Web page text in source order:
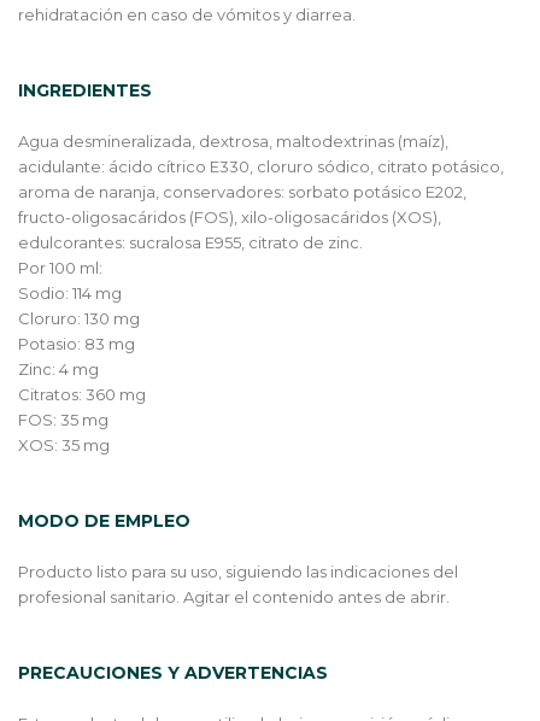
rehidratación en caso de vómitos y diarrea.
INGREDIENTES
Agua desmineralizada, dextrosa, maltodextrinas (maíz),
acidulante: ácido cítrico E330, cloruro sódico, citrato potásico,
aroma de naranja, conservadores: sorbato potásico E202,
fructo-oligosacáridos (FOS), xilo-oligosacáridos (XOS),
edulcorantes: sucralosa E955, citrato de zinc.
Por 100 ml:
Sodio: 114 mg
Cloruro: 130 mg
Potasio: 83 mg
Zinc: 4 mg
Citratos: 360 mg
FOS: 35 mg
XOS: 35 mg
MODO DE EMPLEO
Producto listo para su uso, siguiendo las indicaciones del
profesional sanitario. Agitar el contenido antes de abrir.
PRECAUCIONES Y ADVERTENCIAS